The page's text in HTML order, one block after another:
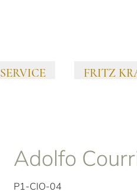
SERVICE FRITZ
Adolfo
P1-CIO-04